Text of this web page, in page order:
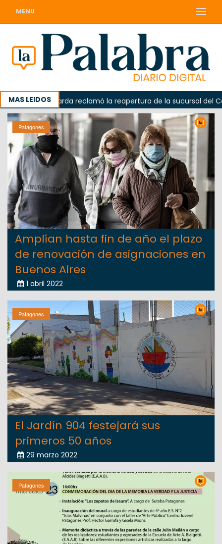
MENU
MAS LEIDOSOdarda reclamó la reapertura de la sucursal del
Patagones
Amplían hasta fin de año el plazo
de renovación de asignaciones en
Buenos Aires
1 abril 2022
Patagones
El Jardín 904 festejará sus
primeros 50 años
29 marzo 2022
Patagones